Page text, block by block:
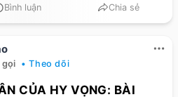
Bình luận Chia sẻ
gọi • Theo dõi
CỦA HY VỌNG: BÀI